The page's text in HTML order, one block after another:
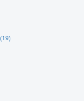
(19)